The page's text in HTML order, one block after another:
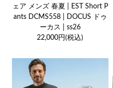
ェア メンズ 春夏 | EST Short P
ants DCMS558 | DOCUS ドゥ
ーカス | ss26
22,000円(税込)